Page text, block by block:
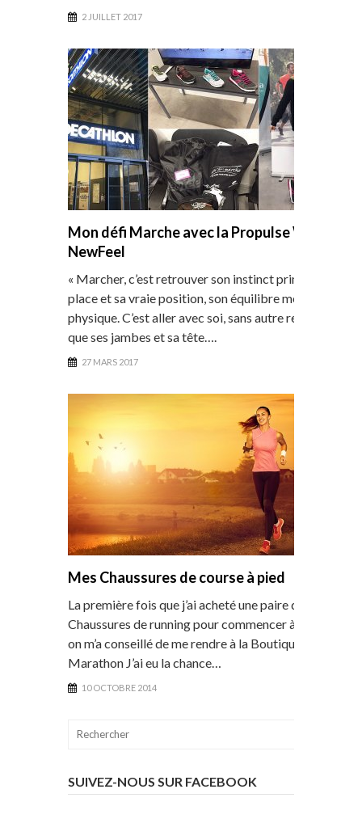
2 JUILLET 2017
Mon défi Marche avec la Propulse Walk
NewFeel
« Marcher, c’est retrouver son instinct primitif, sa
place et sa vraie position, son équilibre mental et
physique. C’est aller avec soi, sans autre recours
que ses jambes et sa tête….
27 MARS 2017
Mes Chaussures de course à pied
La première fois que j’ai acheté une paire de
Chaussures de running pour commencer à courir,
on m’a conseillé de me rendre à la Boutique du
Marathon J’ai eu la chance…
10 OCTOBRE 2014
SUIVEZ-NOUS SUR FACEBOOK